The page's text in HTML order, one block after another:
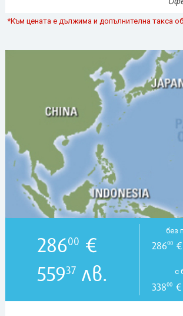
*Към цената е дължима и допълнителна такса
28600 €
55937 лв.
без
28600€
с
33800